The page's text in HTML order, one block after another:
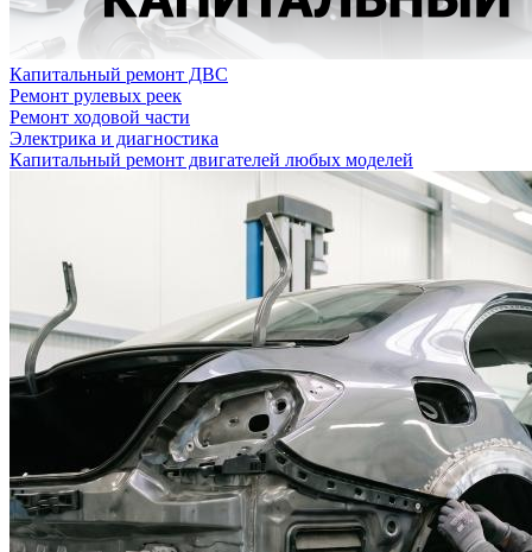
Капитальный ремонт ДВС
Ремонт рулевых реек
Ремонт ходовой части
Электрика и диагностика
Капитальный ремонт двигателей любых моделей